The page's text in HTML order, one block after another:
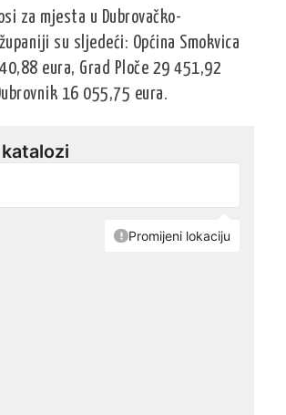
za mjesta u Dubrovačko-
su sljedeći: Općina Smokvica
eura, Grad Ploče 29 451,92
16 055,75 eura.